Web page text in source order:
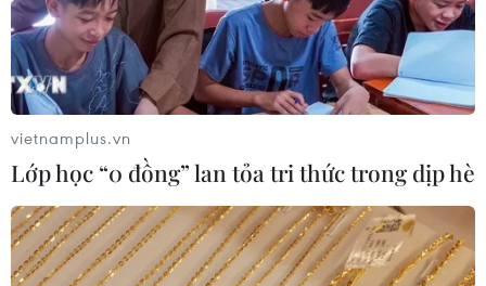
Màn bắn cung bằng chân đỉnh cao
vietnamplus.vn
Lớp học “0 đồng” lan tỏa tri thức trong dịp hè